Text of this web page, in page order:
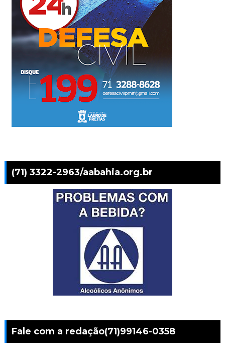
(71) 3322-2963/aabahia.org.br
Fale com a redação(71)99146-0358